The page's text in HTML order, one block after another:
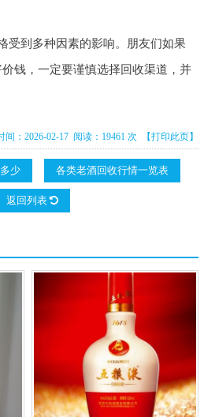
受到多种因素的影响。朋友们如果
钱，一定要谨慎选择回收渠道，并
间：2026-02-17 阅读：19461 次 【打印此页】
少 各类老酒回收行情一览表
返回列表